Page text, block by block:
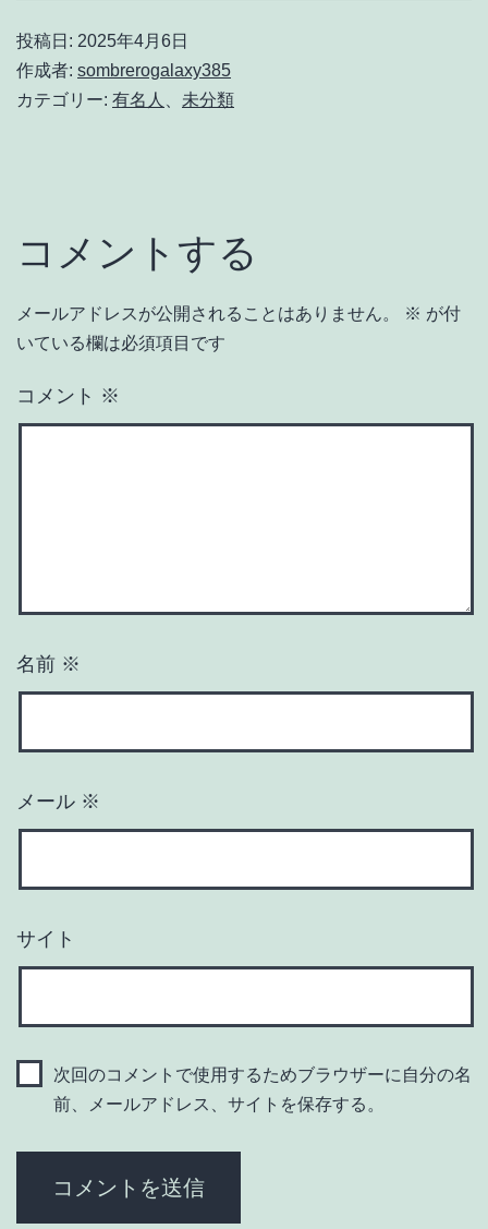
投稿日: 2025年4月6日
作成者: sombrerogalaxy385
カテゴリー: 有名人 未分類
コメントする
メールアドレスが公開されることはありません。 ※ が付
いている欄は必須項目です
コメント ※
名前 ※
メール ※
サイト
次回のコメントで使用するためブラウザーに自分の名
前、メールアドレス、サイトを保存する。